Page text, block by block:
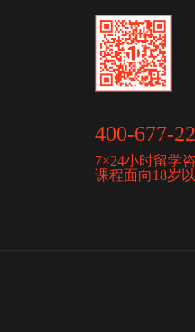
400-677-
7×24小时留学
课程面向18岁